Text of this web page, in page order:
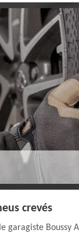
crevés
garagiste Boussy